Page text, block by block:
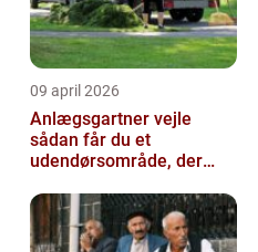
09 april 2026
Anlægsgartner vejle
sådan får du et
udendørsområde, der